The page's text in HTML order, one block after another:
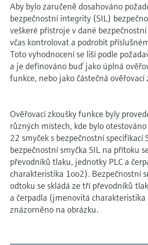
Aby bylo zaručeně dosahováno
bezpečnostní integrity (SIL)
veškeré přístroje v dané
včas kontrolovat a podrobit
Toto vyhodnocení se liší podle
a je definováno buď jako úplná
funkce, nebo jako částečná ověřovací
Ověřovací zkoušky funkce byly
různých místech, kde bylo
22 smyček s bezpečnostní specifikací
bezpečnostní smyčka SIL na přítoku
převodníků tlaku, jednotky PLC a
charakteristika 1oo2). Bezpečnostní
odtoku se skládá ze tří převodníků
a čerpadla (jmenovitá
znázorněno na obrázku.